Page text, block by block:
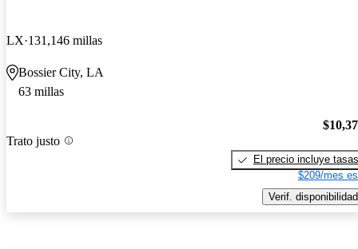
LX 131,146 millas
Bossier City, LA
63 millas
Trato justo
El precio incluye tasas
$209/mes
Verif. disponibilidad